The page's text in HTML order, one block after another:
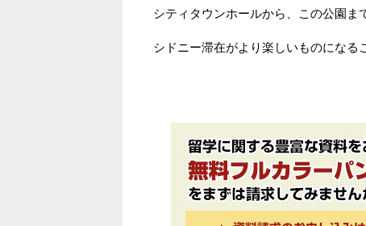
シティタウンホールから、この公園ま
シドニー滞在がより楽しいものになる